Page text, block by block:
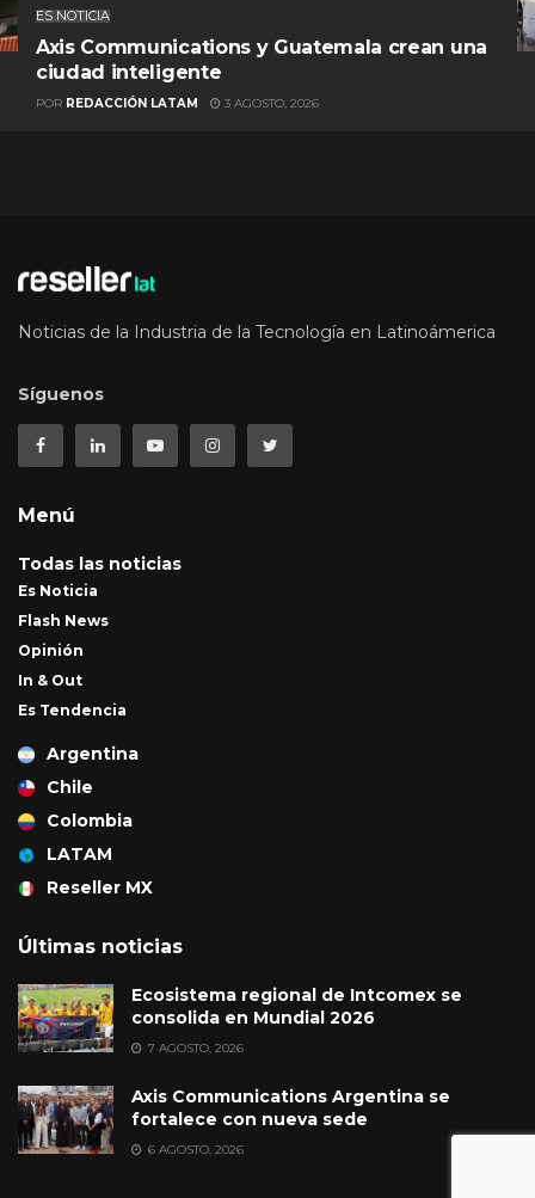
ES NOTICIA
Axis Communications y Guatemala crean una
ciudad inteligente
POR REDACCIÓN LATAM 3 AGOSTO, 2026
Noticias de la Industria de la Tecnología en Latinoámerica
Síguenos
Menú
Todas las noticias
Es Noticia
Flash News
Opinión
In & Out
Es Tendencia
Argentina
Chile
Colombia
LATAM
Reseller MX
Últimas noticias
Ecosistema regional de Intcomex se
consolida en Mundial 2026
7 AGOSTO, 2026
Axis Communications Argentina se
fortalece con nueva sede
6 AGOSTO, 2026